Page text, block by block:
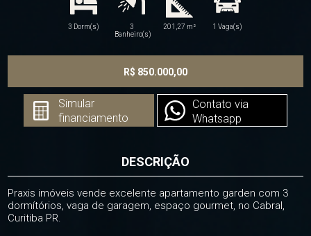
3 Dorm(s)
3
Banheiro(s)
201,27 m² 1 Vaga(s)
R$ 850.000,00
Simular
financiamento
Contato via
Whatsapp
DESCRIÇÃO
Praxis imóveis vende excelente apartamento garden com 3
dormítórios, vaga de garagem, espaço gourmet, no Cabral,
Curitiba PR.